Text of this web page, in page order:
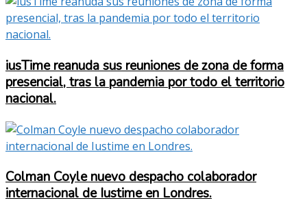
iusTime reanuda sus reuniones de zona de forma
presencial, tras la pandemia por todo el territorio
nacional.
Colman Coyle nuevo despacho colaborador
internacional de Iustime en Londres.